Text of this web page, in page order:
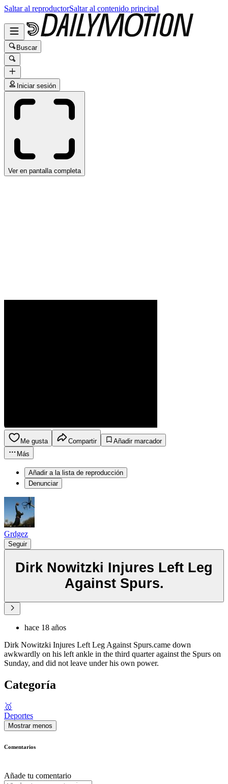
Saltar al reproductorSaltar al contenido principal
Buscar
Iniciar sesión
Ver en pantalla completa
Me gusta Compartir
Añadir marcador
Más
Añadir a la lista de reproducción
Denunciar
Grdgez
Seguir
Dirk Nowitzki Injures Left Leg
Against Spurs.
hace 18 años
Dirk Nowitzki Injures Left Leg Against Spurs.came down
awkwardly on his left ankle in the third quarter against the Spurs on
Sunday, and did not leave under his own power.
Categoría
🥇
Deportes
Mostrar menos
Comentarios
Añade tu comentario